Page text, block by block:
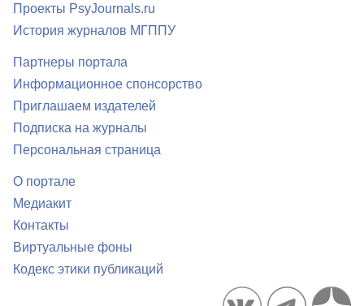
Проекты PsyJournals.ru
История журналов МГППУ
Партнеры портала
Информационное спонсорство
Приглашаем издателей
Подписка на журналы
Персональная страница
О портале
Медиакит
Контакты
Виртуальные фоны
Кодекс этики публикаций